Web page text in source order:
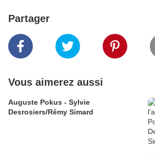
Partager
Vous aimerez aussi
Auguste Pokus - Sylvie
Desrosiers/Rémy Simard